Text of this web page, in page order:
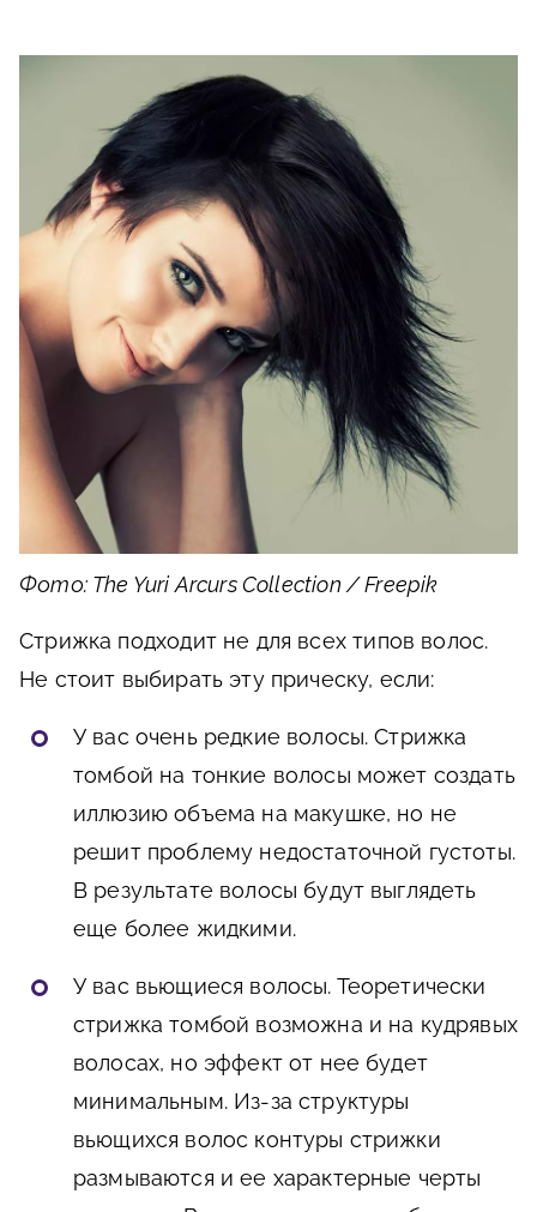
Фото: The Yuri Arcurs Collection / Freepik
Стрижка подходит не для всех типов волос.
Не стоит выбирать эту прическу, если:
У вас очень редкие волосы. Стрижка
томбой на тонкие волосы может создать
иллюзию объема на макушке, но не
решит проблему недостаточной густоты.
В результате волосы будут выглядеть
еще более жидкими.
У вас вьющиеся волосы. Теоретически
стрижка томбой возможна и на кудрявых
волосах, но эффект от нее будет
минимальным. Из-за структуры
вьющихся волос контуры стрижки
размываются и ее характерные черты